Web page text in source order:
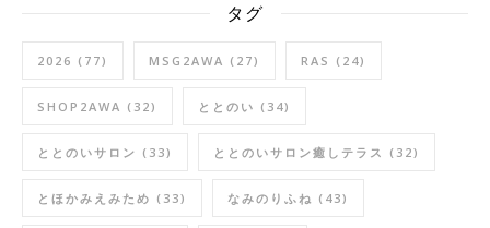
タグ
2026 (77) MSG2AWA (27) RAS (24)
SHOP2AWA (32) ととのい (34)
ととのいサロン (33) ととのいサロン癒しテラス (32)
とほかみえみため (33) なみのりふね (43)